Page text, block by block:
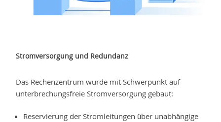
Stromversorgung und Redundanz
Das Rechenzentrum wurde mit Schwerpunkt auf
unterbrechungsfreie Stromversorgung gebaut:
Reservierung der Stromleitungen über unabhängige